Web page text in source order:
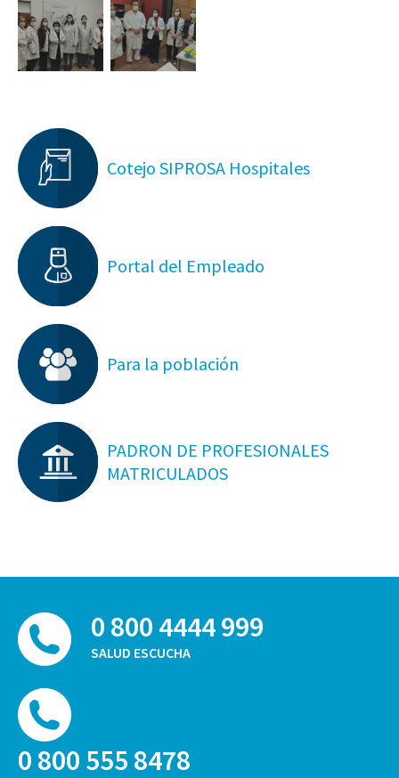
Cotejo SIPROSA Hospitales
Portal del Empleado
Para la población
PADRON DE PROFESIONALES
MATRICULADOS
0 800 4444 999
SALUD ESCUCHA
0 800 555 8478